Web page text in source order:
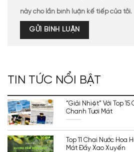
này cho lần bình luận kế tiếp của tôi.
TIN TỨC NỔI BẬT
“Giải Nhiệt” Với Top
Chanh Tươi Mát
Top 11 Chai Nước Hoa
Mát Đầy Xao Xuyến